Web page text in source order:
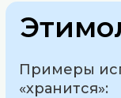
Примеры
«хранится»: